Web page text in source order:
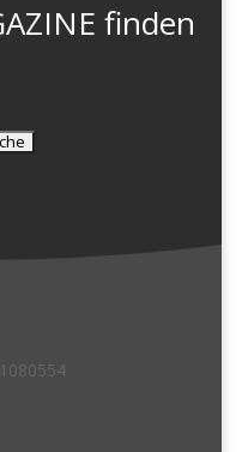
finden